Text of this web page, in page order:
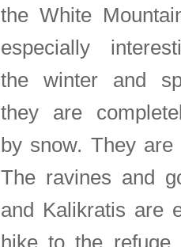
the White
especially
the winter and
they are
by snow. They
The ravines and
and Kalikratis are
hike to the refuge